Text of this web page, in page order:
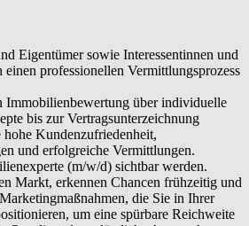
Eigentümer sowie Interessentinnen und
einen professionellen Vermittlungsprozess
Immobilienbewertung über individuelle
bis zur Vertragsunterzeichnung
hohe Kundenzufriedenheit,
und erfolgreiche Vermittlungen.
(m/w/d) sichtbar werden.
Markt, erkennen Chancen frühzeitig und
die Sie in Ihrer
um eine spürbare Reichweite